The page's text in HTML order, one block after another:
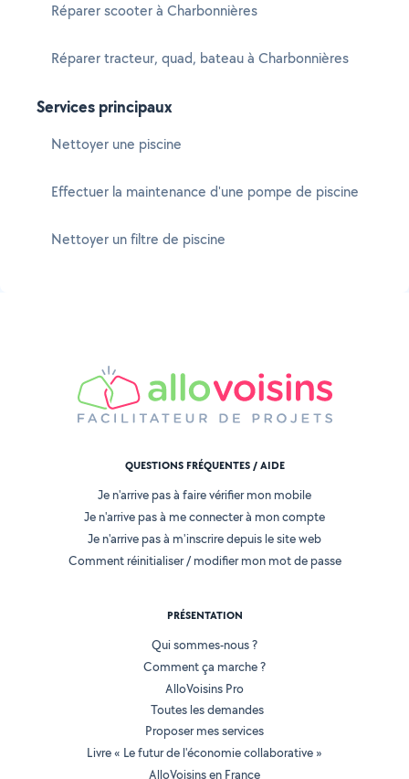
Réparer scooter à Charbonnières
Réparer tracteur, quad, bateau à Charbonnières
Services principaux
Nettoyer une piscine
Effectuer la maintenance d'une pompe de piscine
Nettoyer un filtre de piscine
QUESTIONS FRÉQUENTES / AIDE
Je n'arrive pas à faire vérifier mon mobile
Je n'arrive pas à me connecter à mon compte
Je n'arrive pas à m'inscrire depuis le site web
Comment réinitialiser / modifier mon mot de passe
PRÉSENTATION
Qui sommes-nous ?
Comment ça marche ?
AlloVoisins Pro
Toutes les demandes
Proposer mes services
Livre « Le futur de l'économie collaborative »
AlloVoisins en France